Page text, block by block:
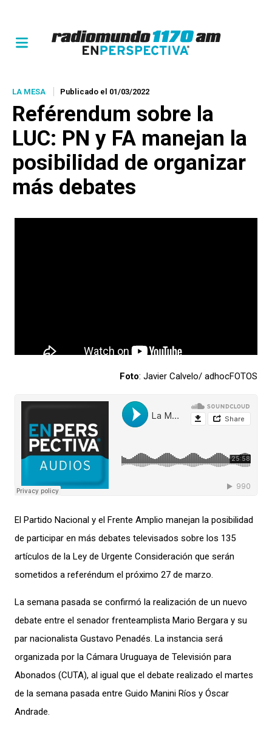
LA MESA Publicado el 01/03/2022
Reférendum sobre la
LUC: PN y FA manejan la
posibilidad de organizar
más debates
Foto: Javier Calvelo/ adhocFOTOS
El Partido Nacional y el Frente Amplio manejan la posibilidad
de participar en más debates televisados sobre los 135
artículos de la Ley de Urgente Consideración que serán
sometidos a referéndum el próximo 27 de marzo.
La semana pasada se confirmó la realización de un nuevo
debate entre el senador frenteamplista Mario Bergara y su
par nacionalista Gustavo Penadés. La instancia será
organizada por la Cámara Uruguaya de Televisión para
Abonados (CUTA), al igual que el debate realizado el martes
de la semana pasada entre Guido Manini Ríos y Óscar
Andrade.